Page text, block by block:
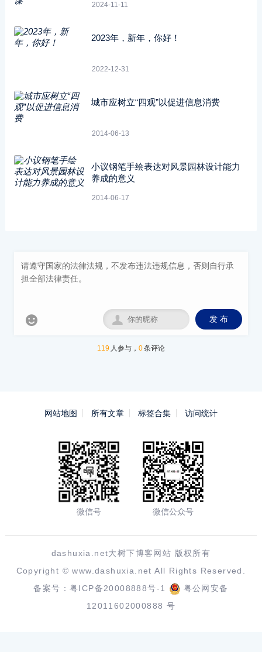
2024-11-11
2023年，新年，你好！
2022-12-31
城市应树立“四观”以促进信息消费
2014-06-13
小议钢笔手绘表达对风景园林设计能力
养成的意义
2014-06-17
 发 布

119 人参与， 0条评论
网站地图 所有文章 标签合集 访问统计
微信号 微信公众号
dashuxia.net大树下博客网站 版权所有
Copyright ©www.dashuxia.net All Rights Reserved.
备案号：粤ICP备20008888号-1
粤公网安备
12011602000888 号